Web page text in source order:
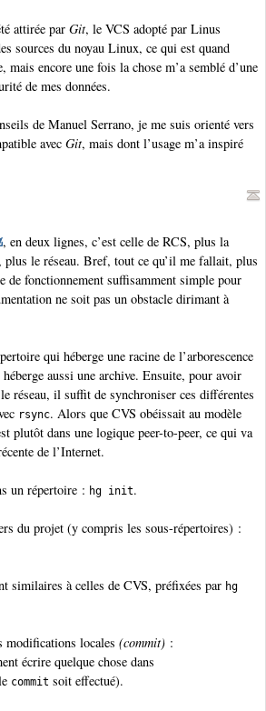
attirée par Git, le VCS adopté par Linus
sources du noyau Linux, ce qui est quand
mais encore une fois la chose m’a semblé d’une
de mes données.
de Manuel Serrano, je me suis orienté vers
avec Git, mais dont l’usage m’a inspiré
, en deux lignes, c’est celle de RCS, plus la
plus le réseau. Bref, tout ce qu’il me fallait, plus
de fonctionnement suffisamment simple pour
ne soit pas un obstacle dirimant à
qui héberge une racine de l’arborescence
aussi une archive. Ensuite, pour avoir
réseau, il suffit de synchroniser ces différentes
rsync. Alors que CVS obéissait au modèle
plutôt dans une logique peer-to-peer, ce qui va
de l’Internet.
un répertoire : hg init.
du projet (y compris les sous-répertoires) :
similaires à celles de CVS, préfixées par hg
modifications locales (commit) :
écrire quelque chose dans
commit soit effectué).